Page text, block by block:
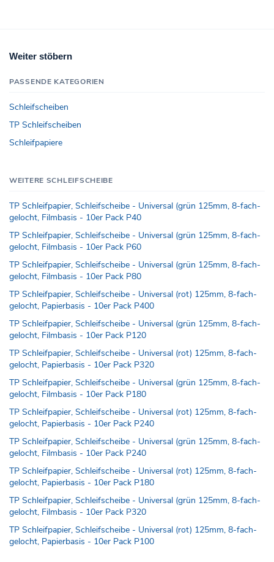
Weiter stöbern
PASSENDE KATEGORIEN
Schleifscheiben
TP Schleifscheiben
Schleifpapiere
WEITERE SCHLEIFSCHEIBE
TP Schleifpapier, Schleifscheibe - Universal (grün 125mm, 8-fach-
gelocht, Filmbasis - 10er Pack P40
TP Schleifpapier, Schleifscheibe - Universal (grün 125mm, 8-fach-
gelocht, Filmbasis - 10er Pack P60
TP Schleifpapier, Schleifscheibe - Universal (grün 125mm, 8-fach-
gelocht, Filmbasis - 10er Pack P80
TP Schleifpapier, Schleifscheibe - Universal (rot) 125mm, 8-fach-
gelocht, Papierbasis - 10er Pack P400
TP Schleifpapier, Schleifscheibe - Universal (grün 125mm, 8-fach-
gelocht, Filmbasis - 10er Pack P120
TP Schleifpapier, Schleifscheibe - Universal (rot) 125mm, 8-fach-
gelocht, Papierbasis - 10er Pack P320
TP Schleifpapier, Schleifscheibe - Universal (grün 125mm, 8-fach-
gelocht, Filmbasis - 10er Pack P180
TP Schleifpapier, Schleifscheibe - Universal (rot) 125mm, 8-fach-
gelocht, Papierbasis - 10er Pack P240
TP Schleifpapier, Schleifscheibe - Universal (grün 125mm, 8-fach-
gelocht, Filmbasis - 10er Pack P240
TP Schleifpapier, Schleifscheibe - Universal (rot) 125mm, 8-fach-
gelocht, Papierbasis - 10er Pack P180
TP Schleifpapier, Schleifscheibe - Universal (grün 125mm, 8-fach-
gelocht, Filmbasis - 10er Pack P320
TP Schleifpapier, Schleifscheibe - Universal (rot) 125mm, 8-fach-
gelocht, Papierbasis - 10er Pack P100